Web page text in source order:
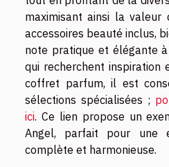
maximisant ainsi la valeur
accessoires beauté inclus,
note pratique et élégante
qui recherchent inspiration
coffret parfum, il est
sélections spécialisées ;
ici. Ce lien propose un
Angel, parfait pour une
complète et harmonieuse.